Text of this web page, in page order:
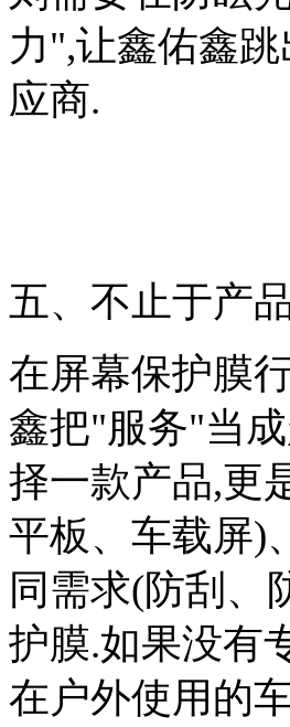
力",让鑫佑鑫
应商.
五、不止于产
在屏幕保护膜
鑫把"服务"当
择一款产品,更
平板、车载屏)
同需求(防刮、
护膜.如果没有
在户外使用的